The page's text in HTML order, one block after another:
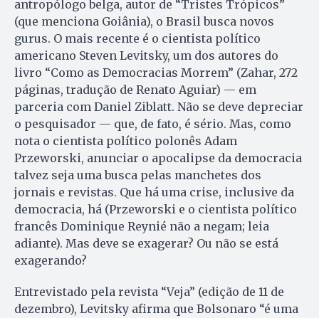
antropólogo belga, autor de “Tristes Trópicos”
(que menciona Goiânia), o Brasil busca novos
gurus. O mais recente é o cientista político
americano Steven Levitsky, um dos autores do
livro “Como as Democracias Morrem” (Zahar, 272
páginas, tradução de Renato Aguiar) — em
parceria com Daniel Ziblatt. Não se deve depreciar
o pesquisador — que, de fato, é sério. Mas, como
nota o cientista político polonês Adam
Przeworski, anunciar o apocalipse da democracia
talvez seja uma busca pelas manchetes dos
jornais e revistas. Que há uma crise, inclusive da
democracia, há (Przeworski e o cientista político
francês Dominique Reynié não a negam; leia
adiante). Mas deve se exagerar? Ou não se está
exagerando?
Entrevistado pela revista “Veja” (edição de 11 de
dezembro), Levitsky afirma que Bolsonaro “é uma